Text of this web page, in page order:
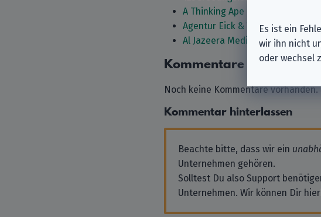
A Thinking Ape Entertainment Ltd.
Agentur Eick & Weber |
Al Jazeera Media Network
Kommentare
Noch keine Kommentare vorhanden.
Kommentar hinterlassen
Beachte bitte, dass wir ein
Unternehmen gehören.
Solltest Du also Support
Unternehmen. Wir können Dir
Es ist ein
wir ihn nicht
oder wechsel